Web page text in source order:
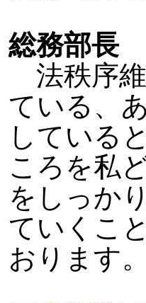
総務部長
法秩序
ている、
している
ころを私
をしっか
ていくこ
おります